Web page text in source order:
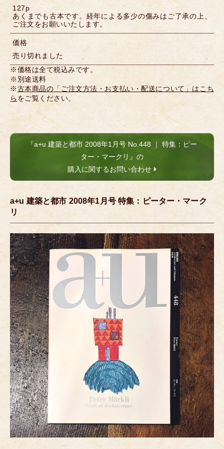
127p
あくまでも古本です。経年による多少の傷みはご了承の上、
ご注文をお願いいたします。
価格
売り切れました
※価格は全て税込みです。
※別途送料
※古本商品の「ご注文方法・お支払い・配送について」はこち
ら をご覧ください。
『a+u 建築と都市 2008年1月号 No.448 ｜ 特集：ピー
ター・マークリ』の
購入に関するお問い合わせ
a+u 建築と都市 2008年1月号 特集：ピーター・マーク
リ